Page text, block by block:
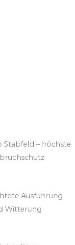
Stabfeld – höchste
Ausführung
Witterung